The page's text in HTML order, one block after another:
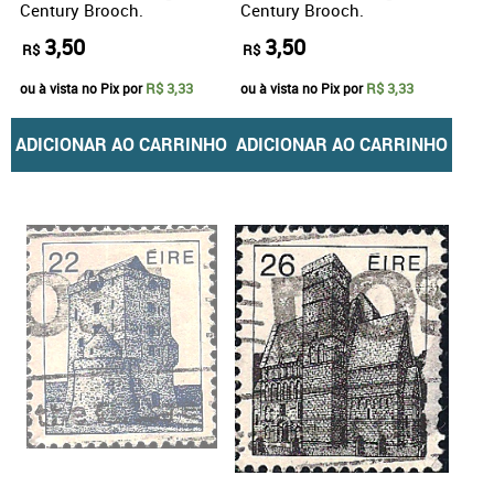
Century Brooch.
R$ 3,50
ou à vista no Pix porR$ 3,33
ADICIONAR AO CARRINHO
Century Brooch.
R$ 3,50
ou à vista no Pix porR$ 3,33
ADICIONAR AO CARRINHO